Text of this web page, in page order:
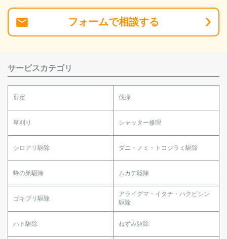
フォームで相談する
サービスカテゴリ
剪定 伐採
草刈り シャッター修理
シロアリ駆除 ダニ・ノミ・トコジラミ駆除
蜂の巣駆除 ムカデ駆除
ゴキブリ駆除
アライグマ・イタチ・ハクビシン
駆除
ハト駆除 ねずみ駆除